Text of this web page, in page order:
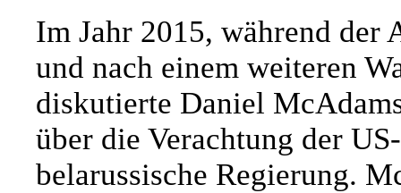
Im Jahr 2015, während der
und nach einem weiteren
diskutierte Daniel
über die Verachtung der
belarussische Regierung.